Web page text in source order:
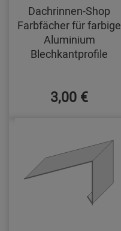
Dachrinnen-Shop
Farbfächer für farbige
Aluminium
Blechkantprofile
3,00 €